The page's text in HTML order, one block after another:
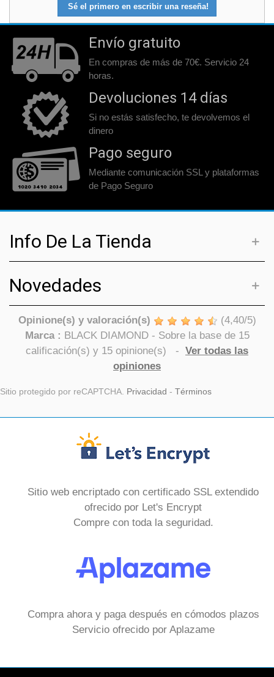
Sé el primero en escribir una reseña!
Envío gratuito
En compras de más de 70€. Servicio 24
horas.
Devoluciones 14 días
Si no estás satisfecho, te devolvemos el
dinero
Pago seguro
Mediante comunicación SSL y plataformas
de Pago Seguro
Info De La Tienda
Novedades
Opinione(s) y valoración(s) (4,40/5)
Marca : BLACK DIAMOND- Sobre la base de 15
calificación(s) y 15 opinione(s) - Ver todas las
opiniones
Sitio protegido por reCAPTCHA. Privacidad - Términos
Sitio web encriptado con certificado SSL extendido
ofrecido por Let's Encrypt
Compre con toda la seguridad.
Compra ahora y paga después en cómodos plazos
Servicio ofrecido por Aplazame